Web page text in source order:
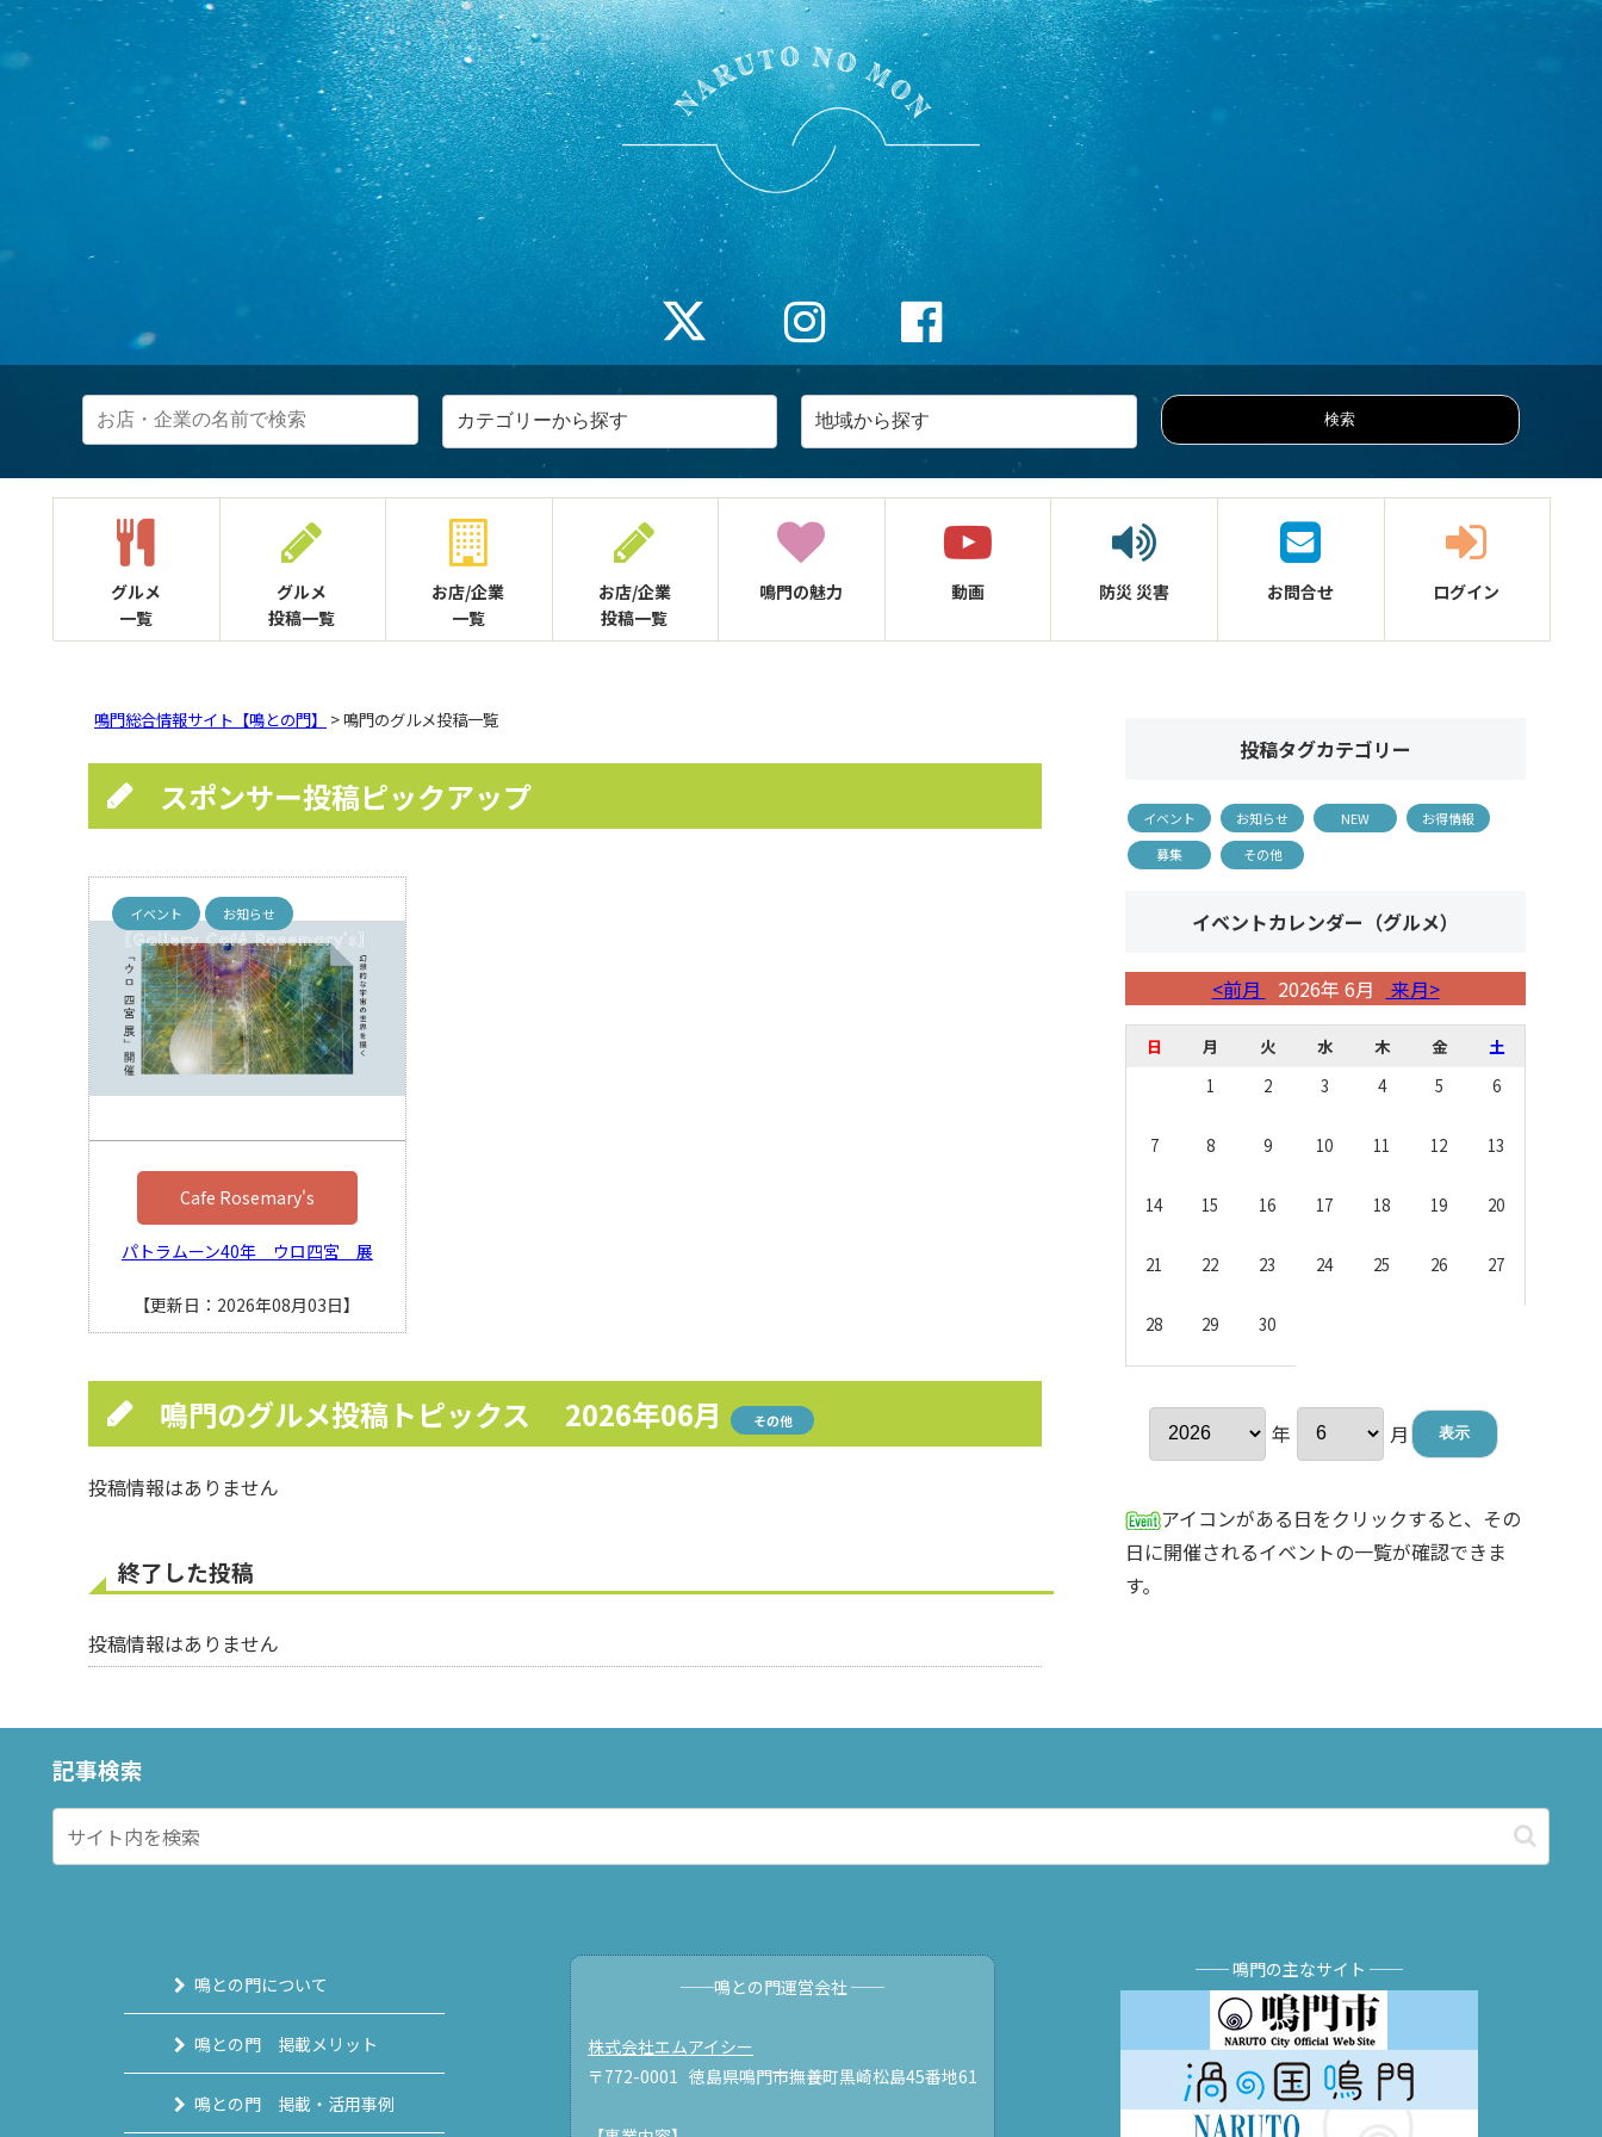
グルメ
一覧
グルメ
投稿一覧
お店/企業
一覧
お店/企業
投稿一覧
鳴門の魅力 動画 防災災害 お問合せ ログイン
鳴門総合情報サイト【鳴との門】 > 鳴門のグルメ投稿一覧
スポンサー投稿ピックアップ
イベント お知らせ
Cafe Rosemary's
パトラムーン40年 ウロ四宮 展
【更新日：2026年08月03日】
鳴門のグルメ投稿トピックス 2026年06月 その他
投稿情報はありません
終了した投稿
投稿情報はありません
投稿タグカテゴリー
イベント お知らせ NEW
お得情報
募集
その他
イベントカレンダー（グルメ）
<前月 2026年 6月 来月>
日 月 火 水 木 金
土
1
2 3 4 5 6
7 8 9 10 11 12 13
14 15 16 17 18 19 20
21 22 23 24 25 26 27
28 29 30
年 月
アイコンがある日をクリックすると、その
日に開催されるイベントの一覧が確認できま
す。
記事検索
鳴との門について
鳴との門 掲載メリット
鳴との門 掲載・活用事例
──鳴との門運営会社 ──
株式会社エムアイシー
〒772-0001 徳島県鳴門市撫養町黒崎松島45番地61
── 鳴門の主なサイト ──